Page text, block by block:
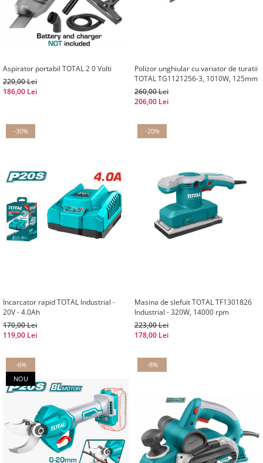
Aspirator portabil TOTAL 2 0 Volti
220,00 Lei
186,00 Lei
Polizor unghiular cu variator de turatii
TOTAL TG1121256-3, 1010W, 125mm
260,00 Lei
206,00 Lei
-30%
Incarcator rapid TOTAL Industrial -
20V - 4.0Ah
170,00 Lei
119,00 Lei
-20%
Masina de slefuit TOTAL TF1301826
Industrial - 320W, 14000 rpm
223,00 Lei
178,00 Lei
-6%
NOU
-8%